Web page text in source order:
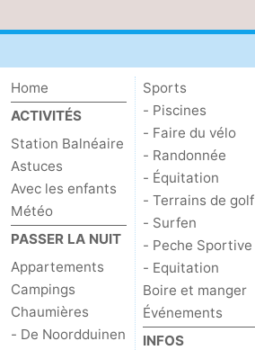
Home
ACTIVITÉS
Station Balnéaire
Astuces
Avec les enfants
Météo
PASSER LA NUIT
Appartements
Campings
Chaumières
- De Noordduinen
Sports
- Piscines
- Faire du vélo
- Randonnée
- Équitation
- Terrains de golf
- Surfen
- Peche Sportive
- Equitation
Boire et manger
Événements
INFOS